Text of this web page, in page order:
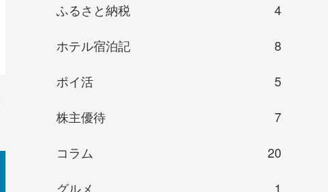
ふるさと納税
4
ホテル宿泊記
8
ポイ活
5
株主優待
7
コラム
20
グルメ
1